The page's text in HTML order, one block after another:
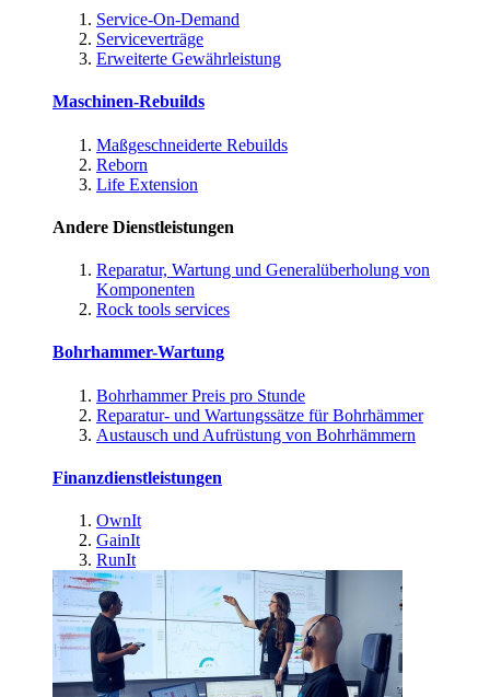
Service-On-Demand
Serviceverträge
Erweiterte Gewährleistung
Maschinen-Rebuilds
Maßgeschneiderte Rebuilds
Reborn
Life Extension
Andere Dienstleistungen
Reparatur, Wartung und Generalüberholung von
Komponenten
Rock tools services
Bohrhammer-Wartung
Bohrhammer Preis pro Stunde
Reparatur- und Wartungssätze für Bohrhämmer
Austausch und Aufrüstung von Bohrhämmern
Finanzdienstleistungen
OwnIt
GainIt
RunIt